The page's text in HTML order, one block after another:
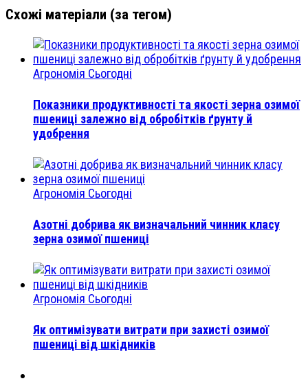
Схожі матеріали (за тегом)
Агрономія Сьогодні
Показники продуктивності та якості зерна озимої
пшениці залежно від обробітків ґрунту й
удобрення
Агрономія Сьогодні
Азотні добрива як визначальний чинник класу
зерна озимої пшениці
Агрономія Сьогодні
Як оптимізувати витрати при захисті озимої
пшениці від шкідників